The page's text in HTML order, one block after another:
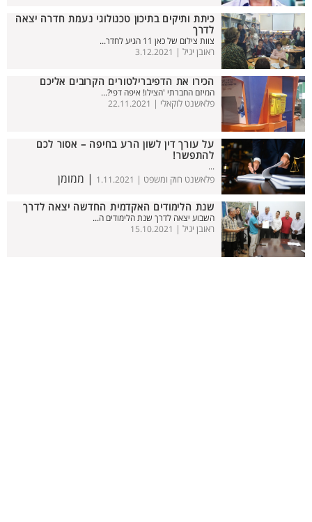
כיתת ותיקים בתיכון טכנולוגי נעמת חדרה יצאה
לדרך
צוות צילום של כאן 11 הגיע לחדר...
ראובן יגיל | 3.12.2021
הכירו את הדפיברילטורים הקרובים אליכם
המיזם החברתי 'הצילו! איפה דפי?...
פלאשנט לוקאלי | 22.11.2021
על עורך דין לשון הרע בחיפה – אסור לכם
להתפשר!
...
פלאשנט חוק ומשפט | 1.11.2021 | ממומן
שנת הלימודים האקדמית החדשה יצאה לדרך
השבוע יצאה לדרך שנת הלימודים ה...
ראובן יגיל | 15.10.2021